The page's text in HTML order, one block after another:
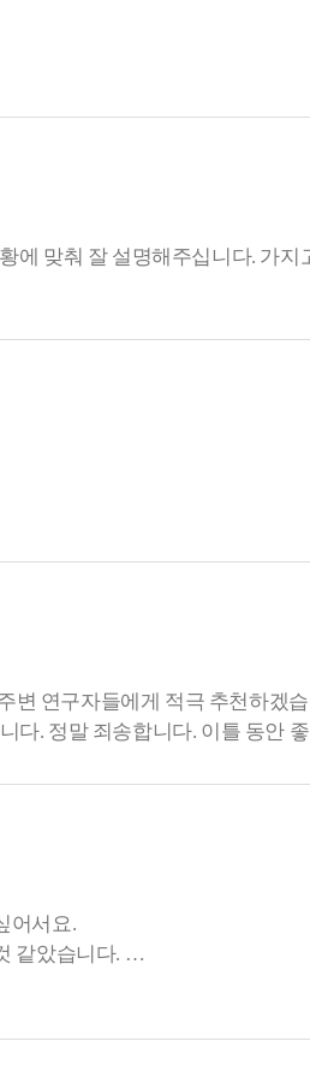
맞춰 잘 설명해주십니다. 가
변 연구자들에게 적극 추천하겠
. 정말 죄송합니다. 이틀 동안
어서요.
세상 이야기를 듣는 것 같았습니다.
니까요.